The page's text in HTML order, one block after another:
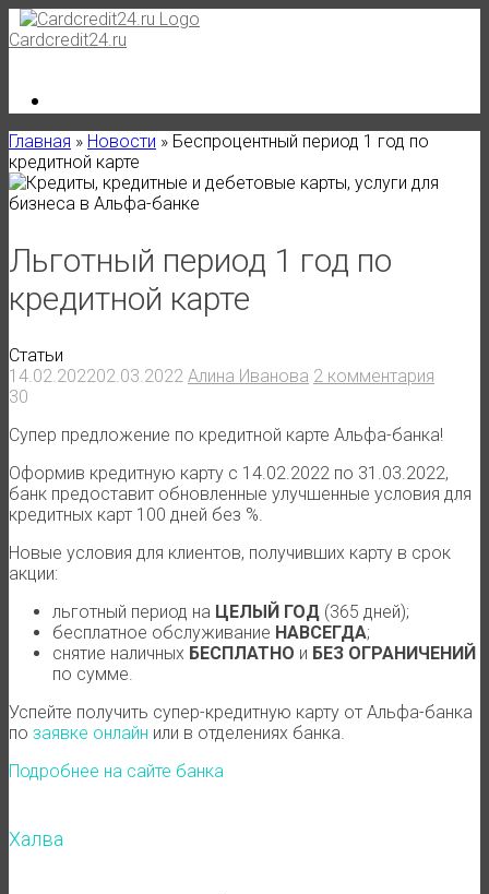
Skip
to
Cardcredit24.ru
Главная » Новости » Беспроцентный период 1 год по
кредитной карте
Льготный период 1 год по
кредитной карте
Статьи
14.02.202202.03.2022 Алина Иванова 2 комментария
30
Супер предложение по кредитной карте Альфа-банка!
Оформив кредитную карту с 14.02.2022 по 31.03.2022,
банк предоставит обновленные улучшенные условия для
кредитных карт 100 дней без %.
Новые условия для клиентов, получивших карту в срок
акции:
льготный период на ЦЕЛЫЙ ГОД (365 дней);
бесплатное обслуживание НАВСЕГДА;
снятие наличных БЕСПЛАТНО и БЕЗ ОГРАНИЧЕНИЙ
по сумме.
Успейте получить супер-кредитную карту от Альфа-банка
по заявке онлайн или в отделениях банка.
Подробнее на сайте банка
Халва